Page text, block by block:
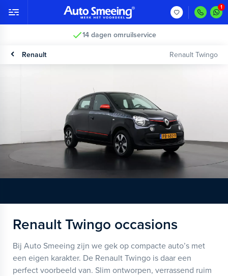
14 dagen omruilservice
Renault Renault Twingo
Renault Twingo occasions
Bij Auto Smeeing zijn we gek op compacte auto’s met
een eigen karakter. De Renault Twingo is daar een
perfect voorbeeld van. Slim ontworpen, verrassend ruim